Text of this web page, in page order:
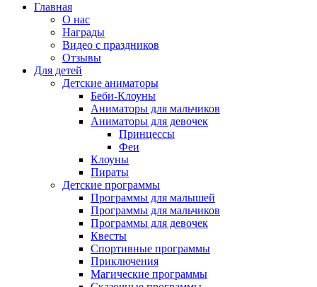
Главная
О нас
Награды
Видео с праздников
Отзывы
Для детей
Детские аниматоры
Беби-Клоуны
Аниматоры для мальчиков
Аниматоры для девочек
Принцессы
Феи
Клоуны
Пираты
Детские программы
Программы для малышей
Программы для мальчиков
Программы для девочек
Квесты
Спортивные программы
Приключения
Магические программы